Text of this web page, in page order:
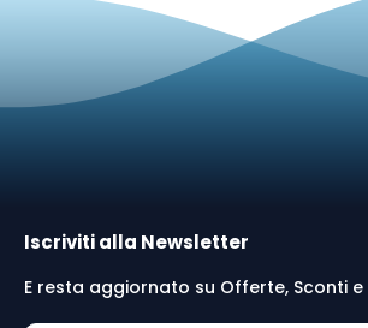
Iscriviti alla Newsletter
E resta aggiornato su Offerte, Sconti e